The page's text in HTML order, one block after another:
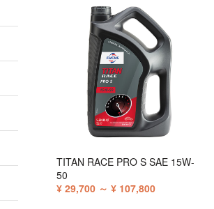
TITAN RACE PRO S SAE 15W-
50
¥ 29,700 ～ ¥ 107,800